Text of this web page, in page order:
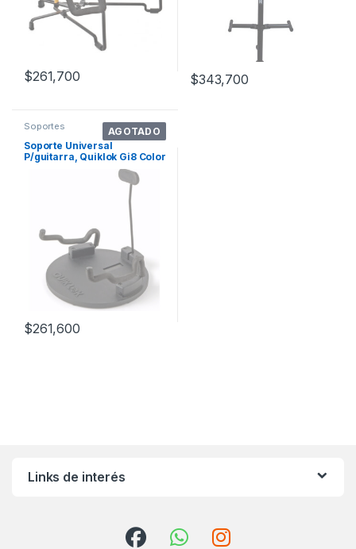
$261,700 $343,700
AGOTADO
Soportes
Soporte Universal
P/guitarra, Quiklok Gi8 Color
$261,600
Links de interés